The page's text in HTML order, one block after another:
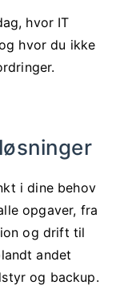
hvor IT
hvor du ikke
i dine behov
opgaver, fra
og drift til
andet
og backup.